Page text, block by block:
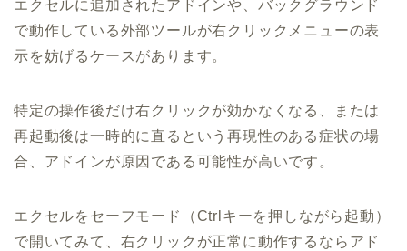
エクセルに追加されたアドインや、バックグラウンド
で動作している外部ツールが右クリックメニューの表
示を妨げるケースがあります。
特定の操作後だけ右クリックが効かなくなる、または
再起動後は一時的に直るという再現性のある症状の場
合、アドインが原因である可能性が高いです。
エクセルをセーフモード（Ctrlキーを押しながら起動）
で開いてみて、右クリックが正常に動作するならアド